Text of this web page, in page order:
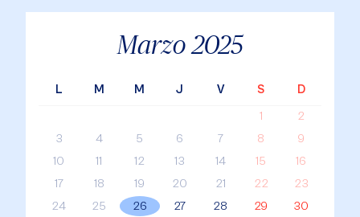
Marzo 2025
L M M J V S
D
1
2
3
4 5 6 7 8
9
10
11 12 13 14 15
16
17
18 19 20 21 22
23
24
25 26 27 28 29
30